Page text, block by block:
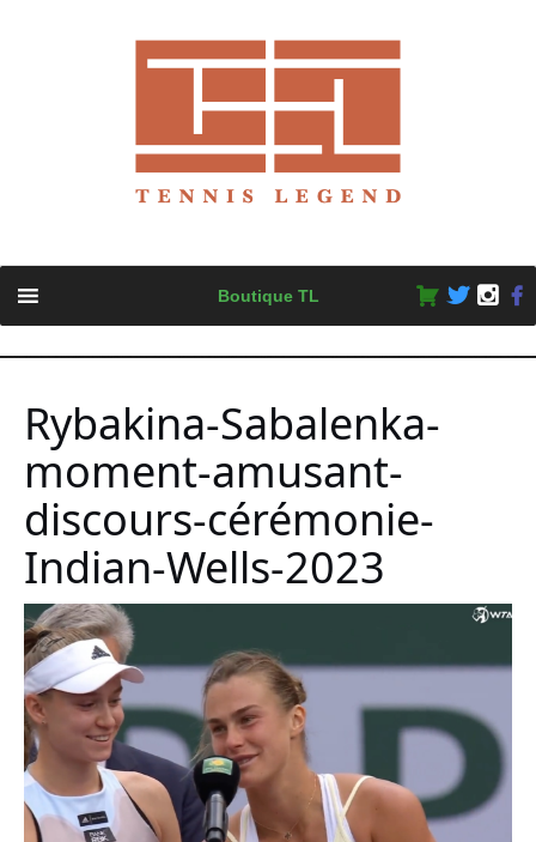
content
Boutique TL
Rybakina-Sabalenka-
moment-amusant-
discours-cérémonie-
Indian-Wells-2023